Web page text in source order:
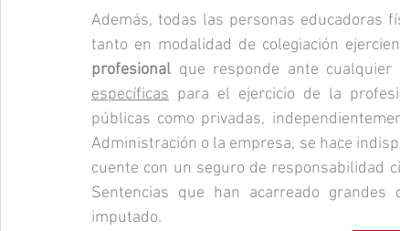
Además, todas las personas educadoras
tanto en modalidad de colegiación
profesional que responde ante
específicas para el ejercicio de la
públicas como privadas,
Administración o la empresa, se hace
cuente con un seguro de responsabilidad
Sentencias que han acarreado
imputado.